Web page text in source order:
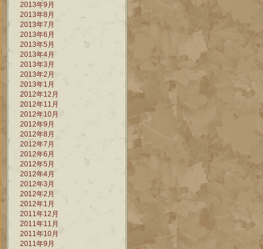
2013年9月
2013年8月
2013年7月
2013年6月
2013年5月
2013年4月
2013年3月
2013年2月
2013年1月
2012年12月
2012年11月
2012年10月
2012年9月
2012年8月
2012年7月
2012年6月
2012年5月
2012年4月
2012年3月
2012年2月
2012年1月
2011年12月
2011年11月
2011年10月
2011年9月